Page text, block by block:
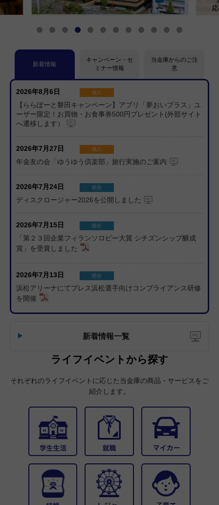
ついて
平日時間外のATMご利用手数料無料化について
2026年03月04日
変動金利型カードローンおよび変動金利型消費者ローン
基準金利の引上げについて
自己宛小切手の発行受付終了について
2026年02月26日
手形帳・小切手帳の発行受付終了に伴う当座勘定規定の
2026年02月06日
当金庫アプリ（夢おいプラス）をご利用のお客さまへ推
2026年01月05日
「北朝鮮IT労働者に関する企業等に対する注意喚起」に
ついて
2025年12月30日
当金庫アプリ（夢おいプラス）をご利用のお客さまへ推
奨環境のご案内
て
2025年11月17日
当金庫を装った「X」の「なりすましアカウント」にご
注意ください
手形・小切手の全面的な電子化に向けた取り組みについ
2025年10月30日
「信用金庫」または「全国信用金庫協会」を騙るフィッ
シングサイトや詐欺メール等への注意喚起について
2025年08月08日
当金庫をかたる詐欺電話（ボイスフィッシング）につい
2025年08月01日
貸金庫規定の改定について
2024年05月08日
【重要】定期的なお客さま情報ご提供のお願い
新着情報
キャンペーン・セ
ミナー情報
当金庫からのご注
意
2026年8月6日 個人
【ららぽーと磐田キャンペーン】アプリ「夢おいプラス」ユ
ーザー限定！お買物・お食事券500円プレゼント(外部サイト
へ遷移します）
2026年7月27日 個人
年金友の会「ゆうゆう倶楽部」旅行実施のご案内
2026年7月24日 総合
ディスクロージャー2026を公開しました
2026年7月15日 総合
「第２３回企業フィランソロピー大賞 シチズンシップ醸成
賞」を受賞しました
2026年7月13日 総合
浜松アリーナにてブレス浜松選手向けコンプライアンス研修
を開催
新着情報一覧
ライフイベントから探す
それぞれのライフイベントに応じた当金庫の商品・サービスをご
紹介します。